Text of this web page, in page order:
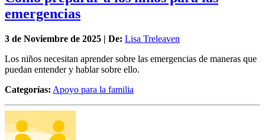
Cómo preparar a los niños para las
emergencias
3 deNoviembrede 2025 | De: Lisa Treleaven
puedan entender y hablar sobre ello.
Categorías:Apoyo para la familia